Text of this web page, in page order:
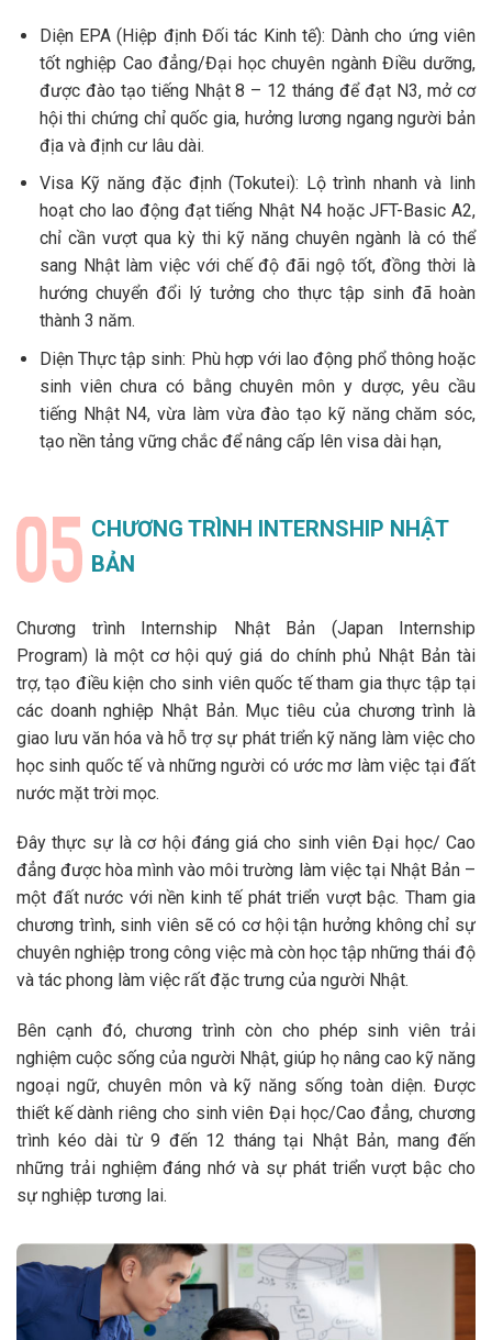
Diện EPA (Hiệp định Đối tác Kinh tế): Dành cho ứng viên
tốt nghiệp Cao đẳng/Đại học chuyên ngành Điều dưỡng,
được đào tạo tiếng Nhật 8 – 12 tháng để đạt N3, mở cơ
hội thi chứng chỉ quốc gia, hưởng lương ngang người bản
địa và định cư lâu dài.
Visa Kỹ năng đặc định (Tokutei): Lộ trình nhanh và linh
hoạt cho lao động đạt tiếng Nhật N4 hoặc JFT-Basic A2,
chỉ cần vượt qua kỳ thi kỹ năng chuyên ngành là có thể
sang Nhật làm việc với chế độ đãi ngộ tốt, đồng thời là
hướng chuyển đổi lý tưởng cho thực tập sinh đã hoàn
thành 3 năm.
Diện Thực tập sinh: Phù hợp với lao động phổ thông hoặc
sinh viên chưa có bằng chuyên môn y dược, yêu cầu
tiếng Nhật N4, vừa làm vừa đào tạo kỹ năng chăm sóc,
tạo nền tảng vững chắc để nâng cấp lên visa dài hạn,
CHƯƠNG TRÌNH INTERNSHIP NHẬT
BẢN
Chương trình Internship Nhật Bản (Japan Internship
Program) là một cơ hội quý giá do chính phủ Nhật Bản tài
trợ, tạo điều kiện cho sinh viên quốc tế tham gia thực tập tại
các doanh nghiệp Nhật Bản. Mục tiêu của chương trình là
giao lưu văn hóa và hỗ trợ sự phát triển kỹ năng làm việc cho
học sinh quốc tế và những người có ước mơ làm việc tại đất
nước mặt trời mọc.
Đây thực sự là cơ hội đáng giá cho sinh viên Đại học/ Cao
đẳng được hòa mình vào môi trường làm việc tại Nhật Bản –
một đất nước với nền kinh tế phát triển vượt bậc. Tham gia
chương trình, sinh viên sẽ có cơ hội tận hưởng không chỉ sự
chuyên nghiệp trong công việc mà còn học tập những thái độ
và tác phong làm việc rất đặc trưng của người Nhật.
Bên cạnh đó, chương trình còn cho phép sinh viên trải
nghiệm cuộc sống của người Nhật, giúp họ nâng cao kỹ năng
ngoại ngữ, chuyên môn và kỹ năng sống toàn diện. Được
thiết kế dành riêng cho sinh viên Đại học/Cao đẳng, chương
trình kéo dài từ 9 đến 12 tháng tại Nhật Bản, mang đến
những trải nghiệm đáng nhớ và sự phát triển vượt bậc cho
sự nghiệp tương lai.